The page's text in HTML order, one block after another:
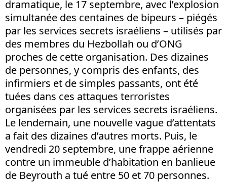
dramatique, le 17 septembre, avec l’explosion
simultanée des centaines de bipeurs – piégés
par les services secrets israéliens – utilisés par
des membres du Hezbollah ou d’ONG
proches de cette organisation. Des dizaines
de personnes, y compris des enfants, des
infirmiers et de simples passants, ont été
tuées dans ces attaques terroristes
organisées par les services secrets israéliens.
Le lendemain, une nouvelle vague d’attentats
a fait des dizaines d’autres morts. Puis, le
vendredi 20 septembre, une frappe aérienne
contre un immeuble d’habitation en banlieue
de Beyrouth a tué entre 50 et 70 personnes.